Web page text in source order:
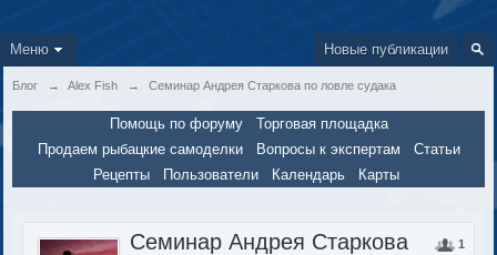
Новые публикации
Меню
Блог → Alex Fish → Семинар Андрея Старкова по ловле судака
Помощь по форуму
Торговая площадка
Продаем рыбацкие самоделки
Вопросы к экспертам
Статьи
Рецепты
Пользователи Календарь Карты
1
Семинар Андрея Старкова